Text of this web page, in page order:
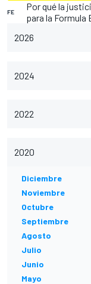
FE
Por qué la
para la Formula
2026
2024
2022
2020
Diciembre
Noviembre
Octubre
Septiembre
Agosto
Julio
Junio
Mayo